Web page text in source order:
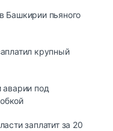
Башкирии пьяного
крупный
аварии под
заплатит за 20